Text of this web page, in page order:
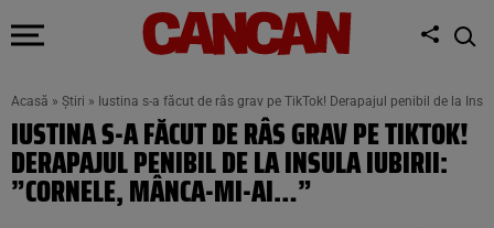
Acasă » Știri » Iustina s-a făcut de râs grav pe TikTok! Derapajul penibil de la
IUSTINA S-A FĂCUT DE RÂS GRAV PE TIKTOK!
DERAPAJUL PENIBIL DE LA INSULA IUBIRII:
”CORNELE, MÂNCA-MI-AI…”